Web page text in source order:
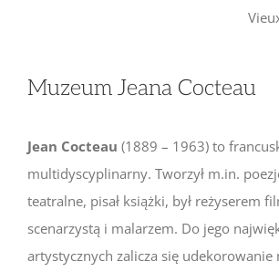
Muzeum Jeana Cocteau
Jean Cocteau (1889 – 1963) to
multidyscyplinarny. Tworzył m.in.
teatralne, pisał książki, był reżyserem
scenarzystą i malarzem. Do jego
artystycznych zalicza się udekorowanie